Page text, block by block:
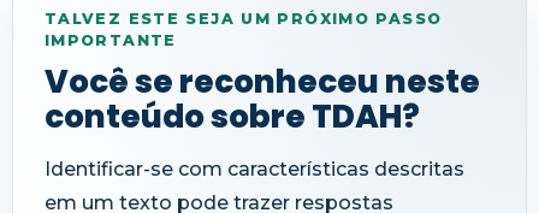
TALVEZ ESTE SEJA UM PRÓXIMO PASSO
IMPORTANTE
Você se reconheceu neste
conteúdo sobre TDAH?
Identificar-se com características descritas
em um texto pode trazer respostas